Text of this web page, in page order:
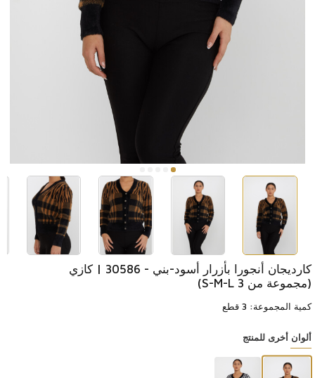
كارديجان أنجورا بأزرار أسود-بني - 30586 | كازي
(مجموعة من 3 S-M-L)
كمية المجموعة: 3 قطع
ألوان أخرى للمنتج